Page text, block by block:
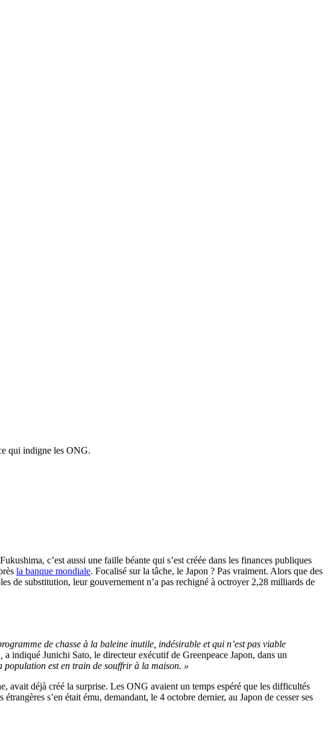
qui indigne les ONG.
c’est aussi une faille béante qui s’est créée dans les finances publiques
la banque mondiale. Focalisé sur la tâche, le Japon ? Pas vraiment. Alors que des
de substitution, leur gouvernement n’a pas rechigné à octroyer 2,28 milliards de
de chasse à la baleine inutile, indésirable et qui n’est pas viable
a indiqué Junichi Sato, le directeur exécutif de Greenpeace Japon, dans un
population est en train de souffrir à la maison. »
avait déjà créé la surprise. Les ONG avaient un temps espéré que les difficultés
s’en était ému, demandant, le 4 octobre dernier, au Japon de cesser ses